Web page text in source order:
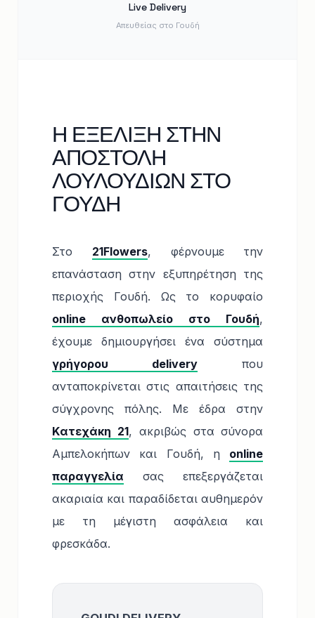
Live Delivery
Απευθείας στο Γουδή
Η ΕΞΕΛΙΞΗ ΣΤΗΝ
ΑΠΟΣΤΟΛΗ
ΛΟΥΛΟΥΔΙΩΝ ΣΤΟ
ΓΟΥΔΗ
Στο 21Flowers, φέρνουμε την
επανάσταση στην εξυπηρέτηση της
περιοχής Γουδή. Ως το κορυφαίο
online ανθοπωλείο στο Γουδή,
έχουμε δημιουργήσει ένα σύστημα
γρήγορου delivery που
ανταποκρίνεται στις απαιτήσεις της
σύγχρονης πόλης. Με έδρα στην
Κατεχάκη 21, ακριβώς στα σύνορα
Αμπελοκήπων και Γουδή, η online
παραγγελία σας επεξεργάζεται
ακαριαία και παραδίδεται αυθημερόν
με τη μέγιστη ασφάλεια και
φρεσκάδα.